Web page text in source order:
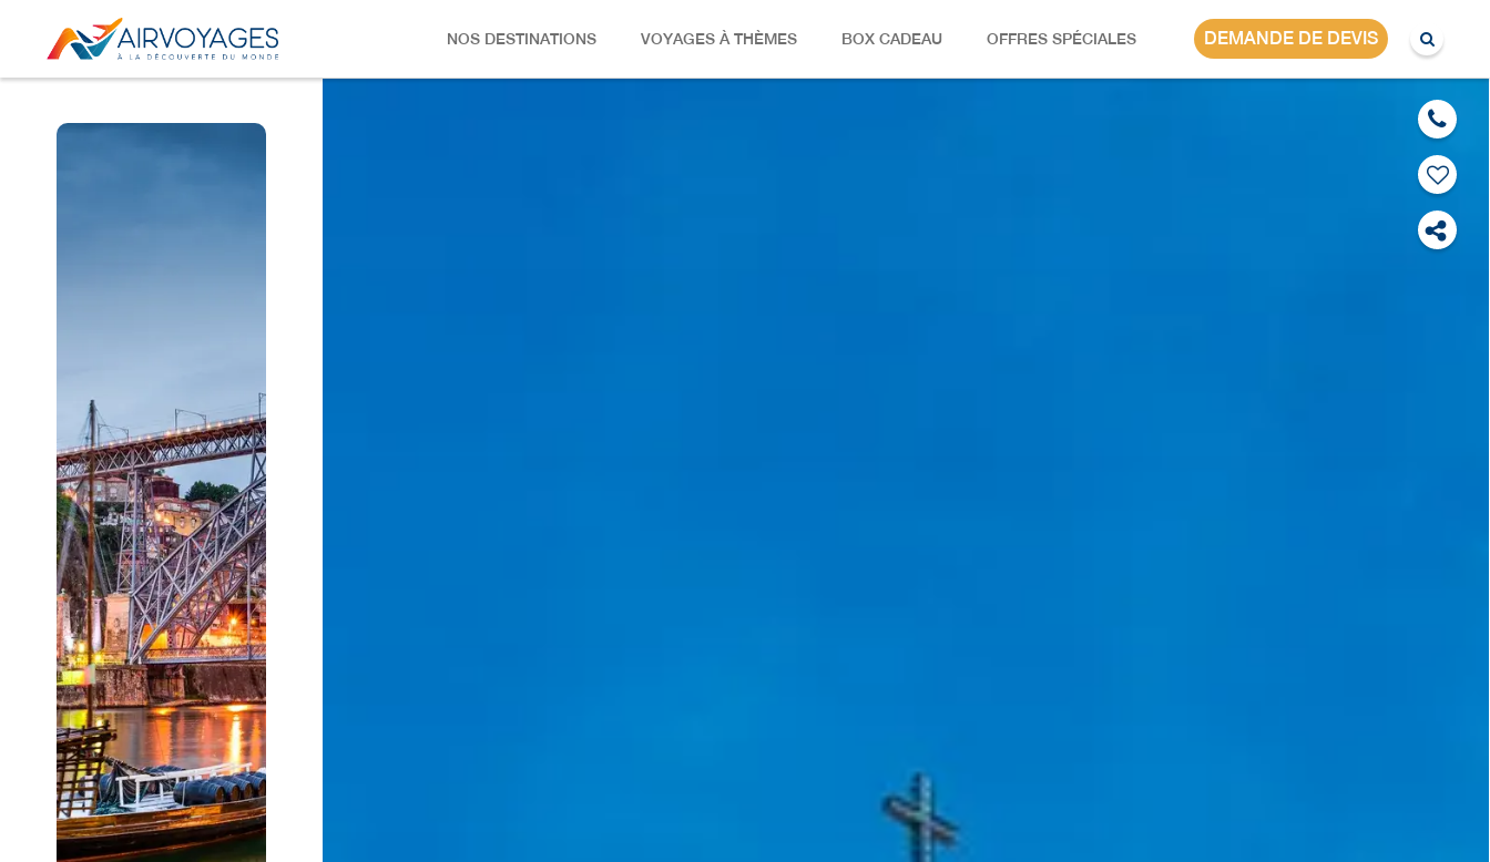
NOS DESTINATIONS VOYAGES À THÈMES BOX CADEAU OFFRES SPÉCIALES DEMANDE DE DEVIS
PORTUGAL